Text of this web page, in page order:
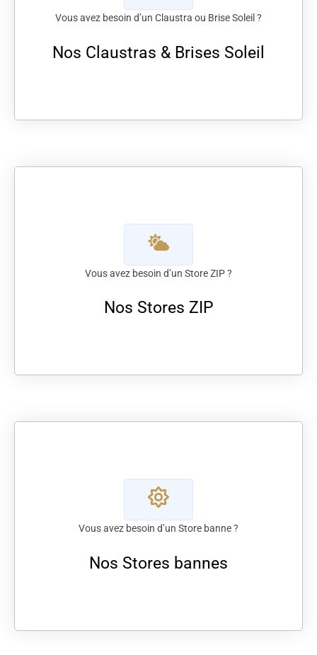
Vous avez besoin d’un Claustra ou Brise Soleil ?
Nos Claustras & Brises Soleil
Vous avez besoin d’un Store ZIP ?
Nos Stores ZIP
Vous avez besoin d’un Store banne ?
Nos Stores bannes